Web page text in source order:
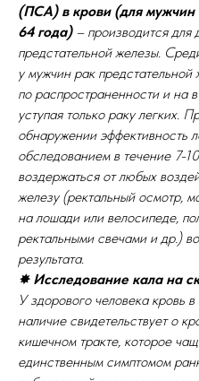
(ПСА) в крови (для мужчин
64 года) – производится для
предстательной железы.
у мужчин рак
по распространенности и на
уступая только раку легких.
обнаружении эффективность
обследованием в течение 7-
воздержаться от любых
железу (ректальный осмотр,
на лошади или велосипеде,
ректальными свечами и др.)
результата.
✸ Исследование кала на
У здорового человека кровь в
наличие свидетельствует о
кишечном тракте, которое
единственным симптомом